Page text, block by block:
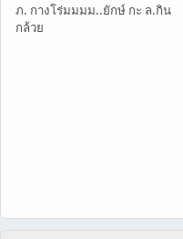
ภ. กางโร่มมมม..ยักษ์ กะ ล.กิน
กล้วย